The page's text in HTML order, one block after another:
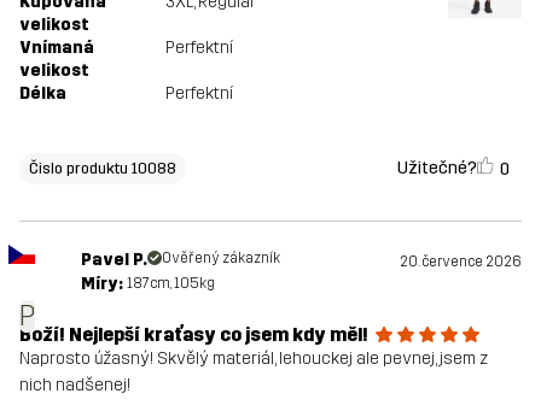
velikost
Vnímaná
velikost
Perfektní
Délka Perfektní
Čislo produktu 10088 Užitečné? 0
P
Pavel P. Ověřený zákazník 20. července 2026
Míry: 187cm, 105kg
Boží! Nejlepší kraťasy co jsem kdy měl!
Naprosto úžasný! Skvělý materiál, lehouckej ale pevnej, jsem z
nich nadšenej!